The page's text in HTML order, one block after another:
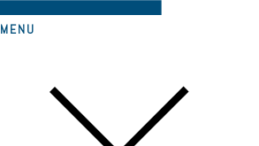
MENU